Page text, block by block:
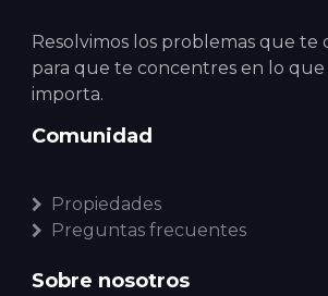
Resolvimos los problemas que
para que te concentres en lo
importa.
Comunidad
Propiedades
Preguntas frecuentes
Sobre nosotros